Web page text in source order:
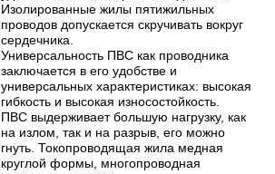
Изолированные жилы пятижильных
проводов допускается скручивать вокруг
сердечника.
Универсальность ПВС как проводника
заключается в его удобстве и
универсальных характеристиках: высокая
гибкость и высокая износостойкость.
ПВС выдерживает большую нагрузку, как
на излом, так и на разрыв, его можно
гнуть. Токопроводящая жила медная
круглой формы, многопроводная